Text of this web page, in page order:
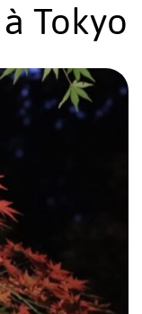
Tokyo